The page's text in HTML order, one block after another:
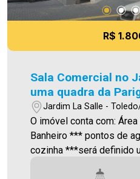
R$
Sala Comercial no
uma quadra da
Jardim La Salle -
O imóvel conta com: Área construída 50m² 1-
Banheiro *** pontos de
cozinha ***será definido